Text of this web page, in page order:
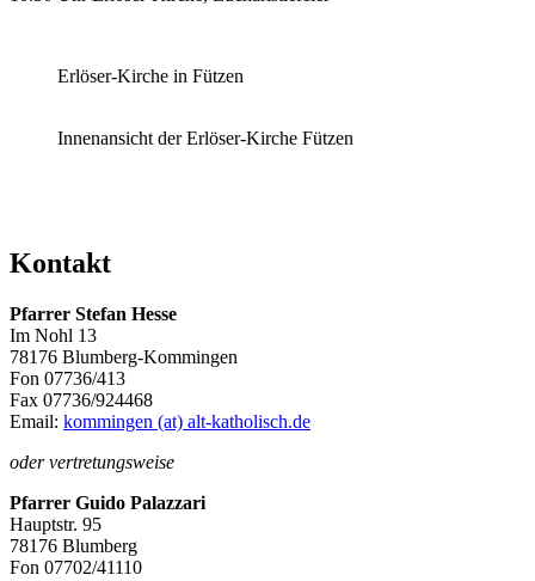
Erlöser-Kirche in Fützen
Innenansicht der Erlöser-Kirche Fützen
Kontakt
Pfarrer Stefan Hesse
Im Nohl 13
78176 Blumberg-Kommingen
Fon 07736/413
Fax 07736/924468
Email: kommingen (at) alt-katholisch.de
oder vertretungsweise
Pfarrer Guido Palazzari
Hauptstr. 95
78176 Blumberg
Fon 07702/41110